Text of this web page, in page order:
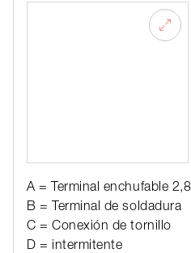
A = Terminal enchufable
B = Terminal de soldadura
C = Conexión de tornillo
D = intermitente